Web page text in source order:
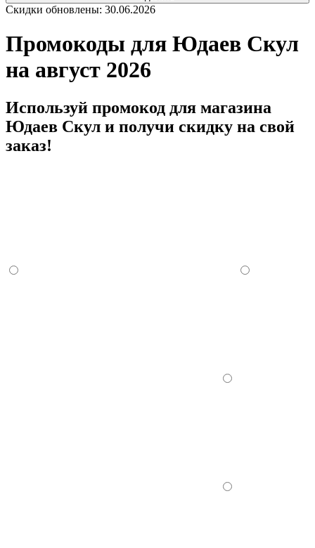
Скидки обновлены: 30.06.2026
Промокоды для Юдаев Скул
на август 2026
Используй промокод для магазина
Юдаев Скул и получи скидку на свой
заказ!